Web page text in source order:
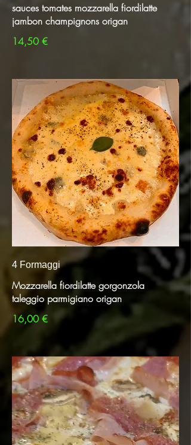
sauces tomates mozzarella fiordilatte
jambon champignons origan
14,50 €
4 Formaggi
Mozzarella fiordilatte gorgonzola
taleggio parmigiano origan​
16,00 €